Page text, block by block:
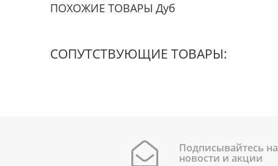
ПОХОЖИЕ ТОВАРЫ Дуб
СОПУТСТВУЮЩИЕ ТОВАРЫ:
Подписывайтесь на
новости и акции